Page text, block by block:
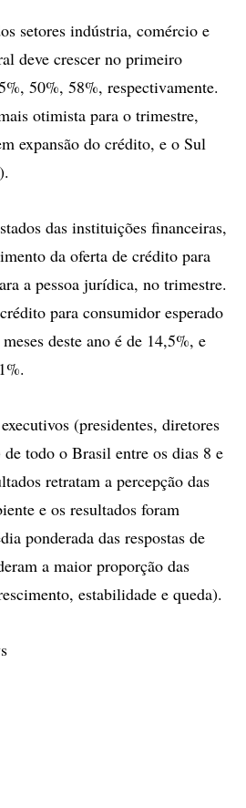
setores indústria, comércio e
deve crescer no primeiro
50%, 58%, respectivamente.
otimista para o trimestre,
expansão do crédito, e o Sul
das instituições financeiras,
da oferta de crédito para
a pessoa jurídica, no trimestre.
para consumidor esperado
deste ano é de 14,5%, e
(presidentes, diretores
de todo o Brasil entre os dias 8 e
retratam a percepção das
e os resultados foram
ponderada das respostas de
a maior proporção das
estabilidade e queda).